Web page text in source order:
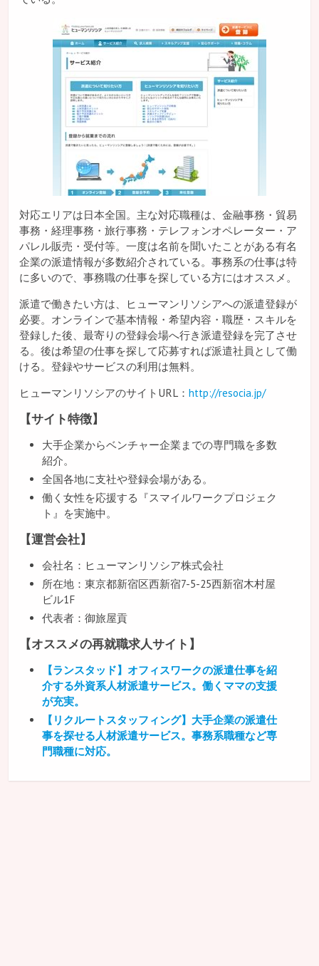
対応エリアは日本全国。主な対応職種は、金融事務・貿易
事務・経理事務・旅行事務・テレフォンオペレーター・ア
パレル販売・受付等。一度は名前を聞いたことがある有名
企業の派遣情報が多数紹介されている。事務系の仕事は特
に多いので、事務職の仕事を探している方にはオススメ。
派遣で働きたい方は、ヒューマンリソシアへの派遣登録が
必要。オンラインで基本情報・希望内容・職歴・スキルを
登録した後、最寄りの登録会場へ行き派遣登録を完了させ
る。後は希望の仕事を探して応募すれば派遣社員として働
ける。登録やサービスの利用は無料。
ヒューマンリソシアのサイトURL： http://resocia.jp/
【サイト特徴】
大手企業からベンチャー企業までの専門職を多数
紹介。
全国各地に支社や登録会場がある。
働く女性を応援する『スマイルワークプロジェク
ト』を実施中。
【運営会社】
会社名：ヒューマンリソシア株式会社
所在地：東京都新宿区西新宿7-5-25西新宿木村屋
ビル1F
代表者：御旅屋貢
【オススメの再就職求人サイト】
【ランスタッド】オフィスワークの派遣仕事を紹
介する外資系人材派遣サービス。働くママの支援
が充実。
【リクルートスタッフィング】大手企業の派遣仕
事を探せる人材派遣サービス。事務系職種など専
門職種に対応。